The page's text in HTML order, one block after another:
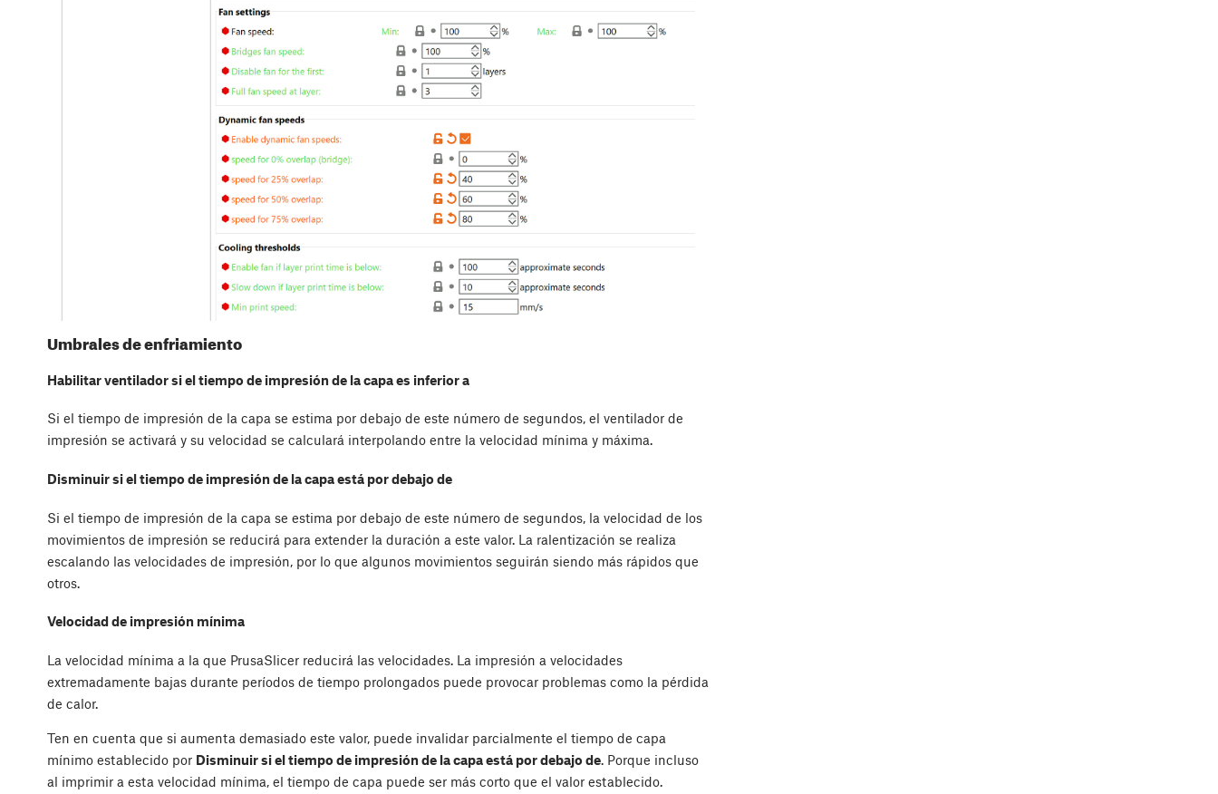
Umbrales de enfriamiento
Habilitar ventilador si el tiempo de impresión de la capa es inferior a
Si el tiempo de impresión de la capa se estima por debajo de este número de segundos, el ventilador de
impresión se activará y su velocidad se calculará interpolando entre la velocidad mínima y máxima.
Disminuir si el tiempo de impresión de la capa está por debajo de
Si el tiempo de impresión de la capa se estima por debajo de este número de segundos, la velocidad de los
movimientos de impresión se reducirá para extender la duración a este valor. La ralentización se realiza
escalando las velocidades de impresión, por lo que algunos movimientos seguirán siendo más rápidos que
otros.
Velocidad de impresión mínima
La velocidad mínima a la que PrusaSlicer reducirá las velocidades. La impresión a velocidades
extremadamente bajas durante períodos de tiempo prolongados puede provocar problemas como la pérdida
de calor.
Ten en cuenta que si aumenta demasiado este valor, puede invalidar parcialmente el tiempo de capa
mínimo establecido por Disminuir si el tiempo de impresión de la capa está por debajo de. Porque incluso
al imprimir a esta velocidad mínima, el tiempo de capa puede ser más corto que el valor establecido.